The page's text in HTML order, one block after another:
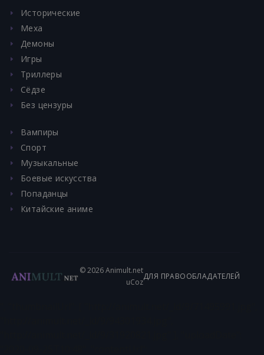
Исторические
Меха
Демоны
Игры
Триллеры
Сёдзе
Без цензуры
Вампиры
Спорт
Музыкальные
Боевые искусства
Попаданцы
Китайские аниме
© 2026 Animult.net
uCoz
ДЛЯ ПРАВООБЛАДАТЕЛЕЙ